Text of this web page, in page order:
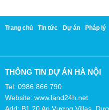
Trang chủ Tin tức Dự án Pháp lý
THÔNG TIN DỰ ÁN HÀ NỘI
Tel: 0986 866 790
Website: www.land24h.net